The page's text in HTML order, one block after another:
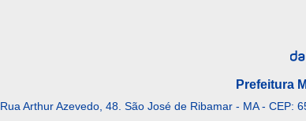
Prefeitura
Rua Arthur Azevedo, 48. São José de Ribamar - MA - CEP: